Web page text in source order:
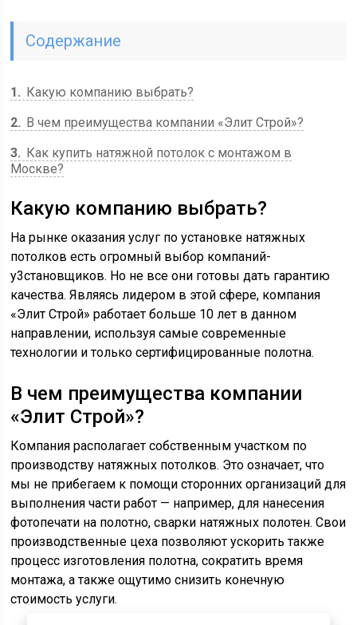
Содержание
1
Какую компанию выбрать?
2
В чем преимущества компании «Элит Строй»?
3
Как купить натяжной потолок с монтажом в
Москве?
Какую компанию выбрать?
На рынке оказания услуг по установке натяжных
потолков есть огромный выбор компаний-
у3становщиков. Но не все они готовы дать гарантию
качества. Являясь лидером в этой сфере, компания
«Элит Строй» работает больше 10 лет в данном
направлении, используя самые современные
технологии и только сертифицированные полотна.
В чем преимущества компании
«Элит Строй»?
Компания располагает собственным участком по
производству натяжных потолков. Это означает, что
мы не прибегаем к помощи сторонних организаций для
выполнения части работ — например, для нанесения
фотопечати на полотно, сварки натяжных полотен. Свои
производственные цеха позволяют ускорить также
процесс изготовления полотна, сократить время
монтажа, а также ощутимо снизить конечную
стоимость услуги.